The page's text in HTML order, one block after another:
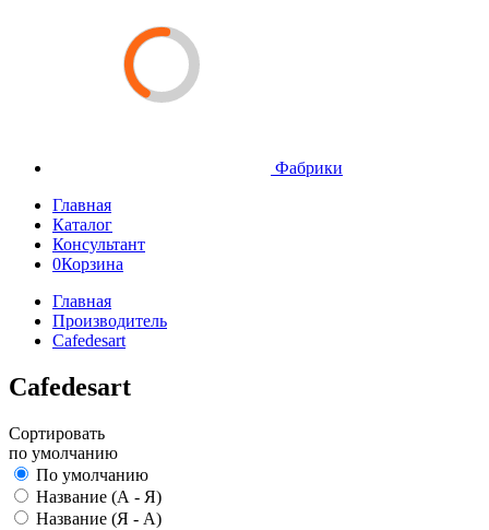
Фабрики
Главная
Каталог
Консультант
0Корзина
Главная
Производитель
Cafedesart
Cafedesart
Сортировать
по умолчанию
По умолчанию
Название (А - Я)
Название (Я - А)